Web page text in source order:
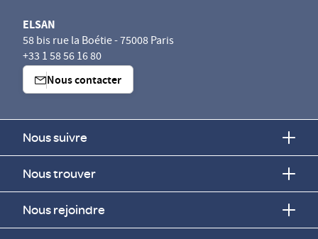
ELSAN
58 bis rue la Boétie - 75008 Paris
+33 1 58 56 16 80
Nous contacter
Nous suivre
Nous trouver
Nous rejoindre